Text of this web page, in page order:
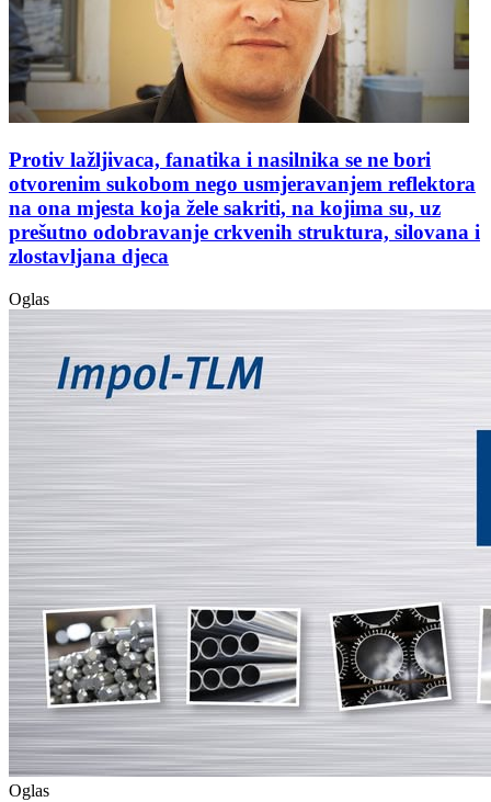
Protiv lažljivaca, fanatika i nasilnika se ne bori
otvorenim sukobom nego usmjeravanjem reflektora
na ona mjesta koja žele sakriti, na kojima su, uz
prešutno odobravanje crkvenih struktura, silovana i
zlostavljana djeca
Oglas
Oglas